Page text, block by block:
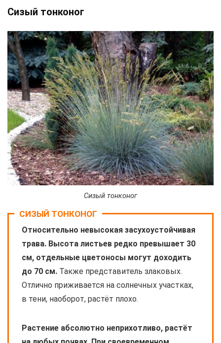
Сизый тонконог
Сизый тонконог
СИЗЫЙ ТОНКОНОГ
Относительно невысокая засухоустойчивая
трава. Высота листьев редко превышает 30
см, отдельные цветоносы могут доходить
до 70 см. Также представитель злаковых.
Отлично приживается на солнечных участках,
в тени, наоборот, растёт плохо.
Растение абсолютно неприхотливо, растёт